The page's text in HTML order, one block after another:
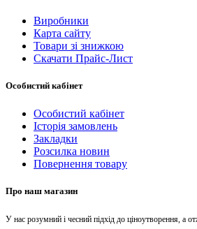
Виробники
Карта сайту
Товари зі знижкою
Скачати Прайс-Лист
Особистий кабінет
Особистий кабінет
Історія замовлень
Закладки
Розсилка новин
Повернення товару
Про наш магазин
У нас розумний і чесний підхід до ціноутворення, а